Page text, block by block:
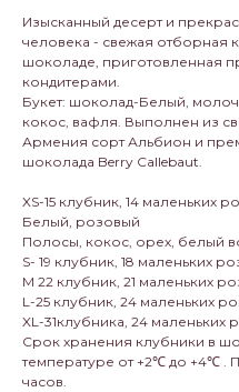
Изысканный десерт и
человека - свежая отборная
шоколаде, приготовленная
кондитерами.
Букет: шоколад-Белый,
кокос, вафля. Выполнен из
Армения сорт Альбион и
шоколада Berry Callebaut.
XS-15 клубник, 14 маленьких
Белый, розовый
Полосы, кокос, орех, белый
S- 19 клубник, 18 маленьких
M 22 клубник, 21 маленьких
L-25 клубник, 24 маленьких
XL-31клубника, 24 маленьких
Срок хранения клубники в
температуре от +2℃ до +4℃ .
часов.